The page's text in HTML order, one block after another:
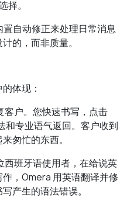
择。
自动修正来处理日常消息
的，而非质量。
体现：
客户。您快速书写，点击
和专业语气返回。客户收到
匆忙的东西。
西班牙语使用者，在给说英
，Omera 用英语翻译并修
产生的语法错误。